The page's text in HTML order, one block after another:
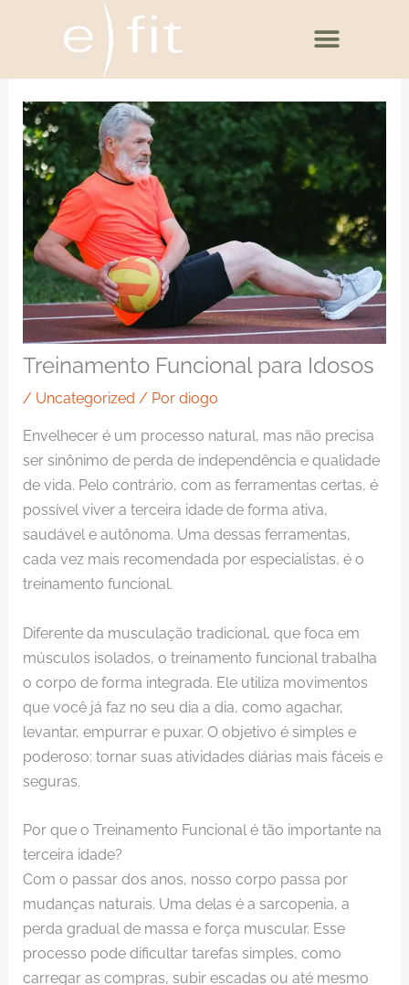
Treinamento Funcional para Idosos
/ Uncategorized / Pordiogo
Envelhecer é um processo natural, mas não precisa
ser sinônimo de perda de independência e qualidade
de vida. Pelo contrário, com as ferramentas certas, é
possível viver a terceira idade de forma ativa,
saudável e autônoma. Uma dessas ferramentas,
cada vez mais recomendada por especialistas, é o
treinamento funcional.
Diferente da musculação tradicional, que foca em
músculos isolados, o treinamento funcional trabalha
o corpo de forma integrada. Ele utiliza movimentos
que você já faz no seu dia a dia, como agachar,
levantar, empurrar e puxar. O objetivo é simples e
poderoso: tornar suas atividades diárias mais fáceis e
seguras.
Por que o Treinamento Funcional é tão importante na
terceira idade?
Com o passar dos anos, nosso corpo passa por
mudanças naturais. Uma delas é a sarcopenia, a
perda gradual de massa e força muscular. Esse
processo pode dificultar tarefas simples, como
carregar as compras, subir escadas ou até mesmo